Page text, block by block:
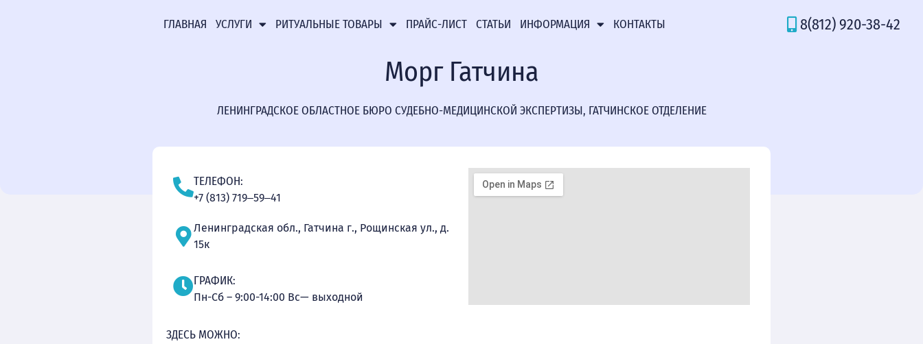
ГЛАВНАЯ УСЛУГИ РИТУАЛЬНЫЕ ТОВАРЫ ПРАЙС-ЛИСТ СТАТЬИ ИНФОРМАЦИЯ КОНТАКТЫ 8(812) 920-38-42
Морг Гатчина
ЛЕНИНГРАДСКОЕ ОБЛАСТНОЕ БЮРО СУДЕБНО-МЕДИЦИНСКОЙ ЭКСПЕРТИЗЫ, ГАТЧИНСКОЕ ОТДЕЛЕНИЕ
ТЕЛЕФОН:
+7 (813) 719‒59‒41
Ленинградская обл., Гатчина г., Рощинская ул., д.
15к
ГРАФИК:
Пн-Сб – 9:00-14:00 Вс— выходной
ЗДЕСЬ МОЖНО: